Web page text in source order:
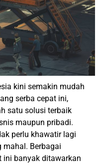
kini semakin mudah
serba cepat ini,
satu solusi terbaik
maupun pribadi.
perlu khawatir lagi
mahal. Berbagai
ini banyak ditawarkan